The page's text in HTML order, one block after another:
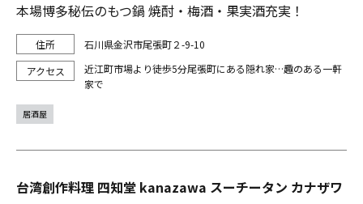
本場博多秘伝のもつ鍋 焼酎・梅酒・果実酒充実！
石川県金沢市尾張町２-9-10
近江町市場より徒歩5分尾張町にある隠れ家…趣のある一軒
家で
居酒屋
台湾創作料理 四知堂 kanazawa スーチータン カナザワ